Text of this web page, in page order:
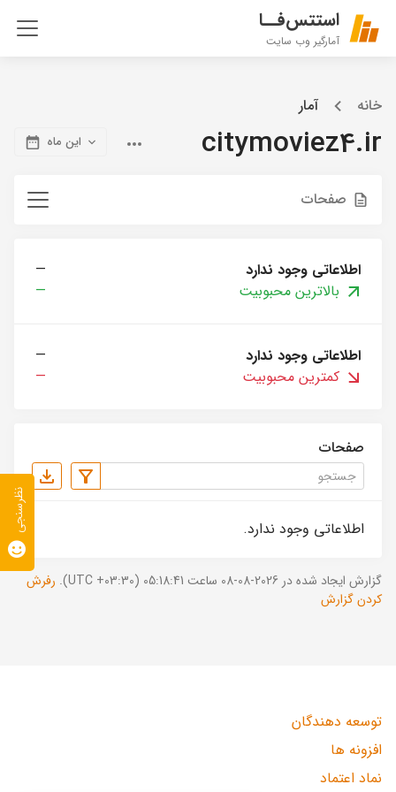
استتس‌فــا
آمارگیر وب سایت
خانه آمار
citymoviez4.ir این ماه
صفحات
اطلاعاتی وجود ندارد
—
بالاترین محبوبیت
—
اطلاعاتی وجود ندارد
—
کمترین محبوبیت
—
صفحات
اطلاعاتی وجود ندارد.
گزارش ایجاد شده در 2026-08-08 ساعت 05:18:41 (UTC +03:30).
رفرش
کردن گزارش
توسعه دهندگان
افزونه ها
نماد اعتماد
نظرسنجی